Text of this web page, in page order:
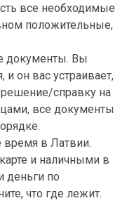
все необходимые
положительные,
документы. Вы
и он вас устраивает,
справку на
все документы
время в Латвии.
и наличными в
деньги по
что где лежит.